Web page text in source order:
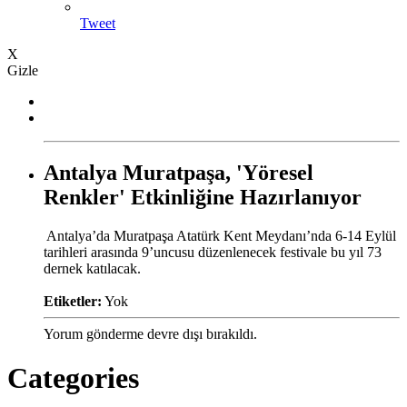
Tweet
X
Gizle
Antalya Muratpaşa, 'Yöresel
Renkler' Etkinliğine Hazırlanıyor
​​​​​​​ Antalya’da Muratpaşa Atatürk Kent Meydanı’nda 6-14 Eylül
tarihleri arasında 9’uncusu düzenlenecek festivale bu yıl 73
dernek katılacak.
Etiketler: Yok
Yorum gönderme devre dışı bırakıldı.
Categories